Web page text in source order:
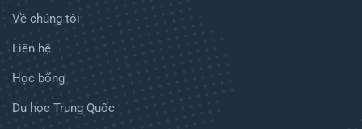
Về chúng tôi
Liên hệ
Học bổng
Du học Trung Quốc